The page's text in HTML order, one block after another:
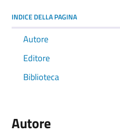
INDICE DELLA PAGINA
Autore
Editore
Biblioteca
Autore